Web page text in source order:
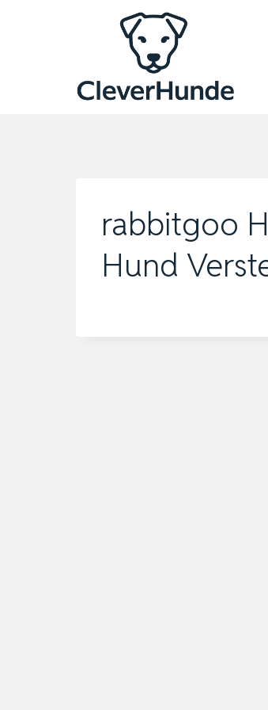
rabbitgoo
Hund